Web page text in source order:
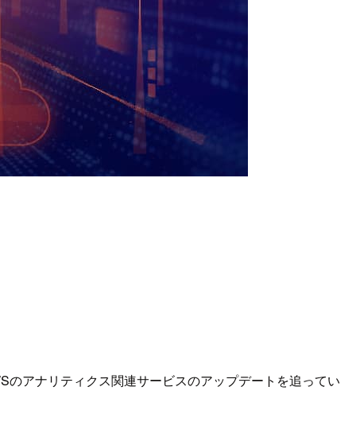
アナリティクス関連サービスのアップデートを追ってい